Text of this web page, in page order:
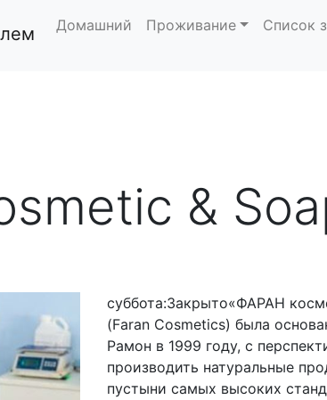
Домашний Проживание Список
&
суббота:Закрыто«ФАРАН
(Faran Cosmetics) была
Рамон в 1999 году, с
производить натуральные
пустыни самых высоких